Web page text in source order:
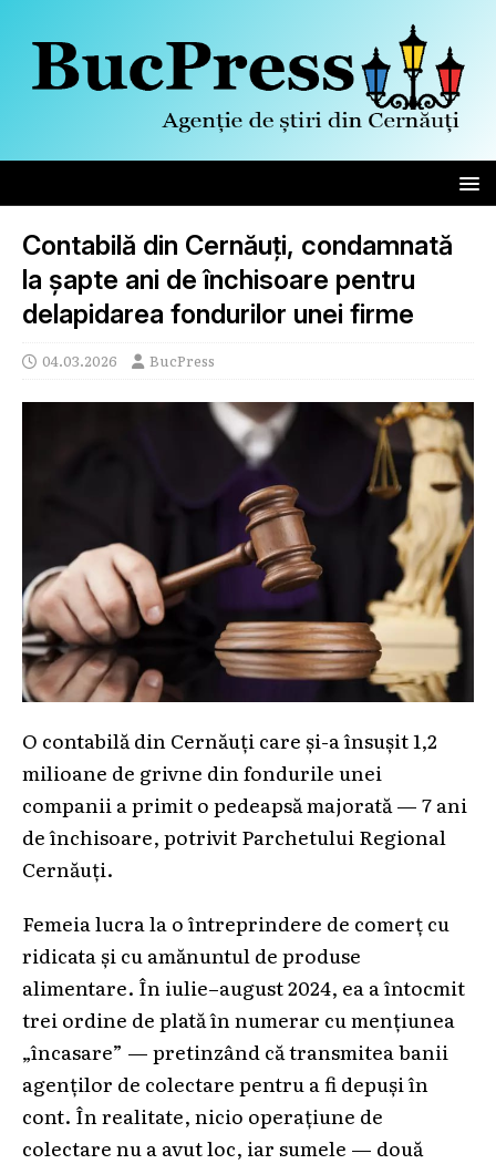
Contabilă din Cernăuți, condamnată
la șapte ani de închisoare pentru
delapidarea fondurilor unei firme
04.03.2026 BucPress
O contabilă din Cernăuți care și-a însușit 1,2
milioane de grivne din fondurile unei
companii a primit o pedeapsă majorată — 7 ani
de închisoare, potrivit Parchetului Regional
Cernăuți.
Femeia lucra la o întreprindere de comerț cu
ridicata și cu amănuntul de produse
alimentare. În iulie–august 2024, ea a întocmit
trei ordine de plată în numerar cu mențiunea
„încasare” — pretinzând că transmitea banii
agenților de colectare pentru a fi depuși în
cont. În realitate, nicio operațiune de
colectare nu a avut loc, iar sumele — două